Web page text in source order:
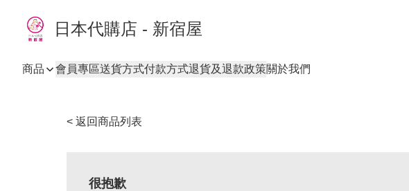
日本代購店 - 新宿屋
商品 會員專區送貨方式付款方式退貨及退款政策關於我們
< 返回商品列表
很抱歉